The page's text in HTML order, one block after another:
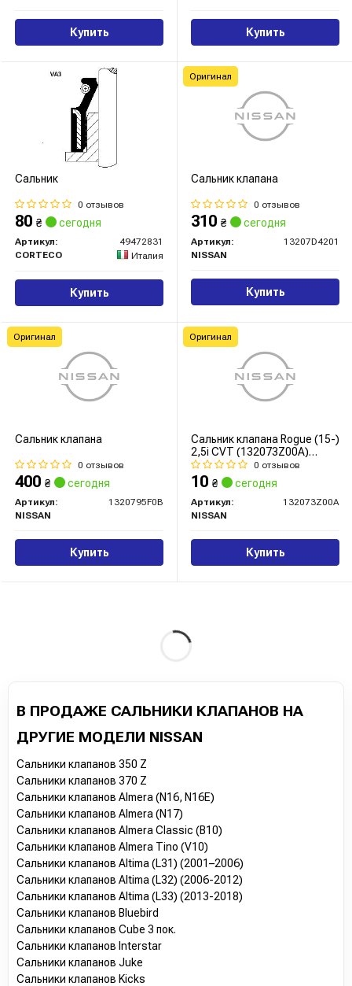
Купить Купить
Сальник
0 отзывов
80 ₴ сегодня
Артикул:
49472831
CORTECO
Италия
Купить
Сальник клапана
0 отзывов
310 ₴ сегодня
Артикул:
13207D4201
NISSAN
Купить
Оригинал
Сальник клапана
0 отзывов
400 ₴ сегодня
Артикул:
1320795F0B
NISSAN
Купить
Оригинал
Сальник клапана Rogue (15-)
2,5i CVT (132073Z00A)
Nissan
0 отзывов
10 ₴ сегодня
Артикул:
132073Z00A
NISSAN
Купить
Оригинал
В ПРОДАЖЕ САЛЬНИКИ КЛАПАНОВ НА
ДРУГИЕ МОДЕЛИ NISSAN
Сальники клапанов 350 Z
Сальники клапанов 370 Z
Сальники клапанов Almera (N16, N16E)
Сальники клапанов Almera (N17)
Сальники клапанов Almera Classic (B10)
Сальники клапанов Almera Tino (V10)
Сальники клапанов Altima (L31) (2001–2006)
Сальники клапанов Altima (L32) (2006-2012)
Сальники клапанов Altima (L33) (2013-2018)
Сальники клапанов Bluebird
Сальники клапанов Cube 3 пок.
Сальники клапанов Interstar
Сальники клапанов Juke
Сальники клапанов Kicks